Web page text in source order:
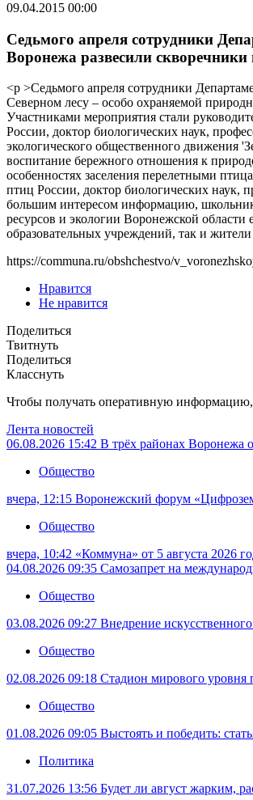
09.04.2015 00:00
Седьмого апреля сотрудники
Воронежа развесили
<p >Седьмого апреля сотрудники
Северном лесу – особо охраняемой
Участниками мероприятия стали
России, доктор биологических наук,
экологического общественного движения
воспитание бережного отношения к
особенностях заселения перелетными
птиц России, доктор биологических наук,
большим интересом информацию,
ресурсов и экологии Воронежской
образовательных учреждений, так и
https://communa.ru/obshchestvo/
Нравится
Не нравится
Поделиться
Твитнуть
Поделиться
Класснуть
Чтобы получать оперативную
Лента новостей
06.08.2026 15:42 В трёх районах Воронежа
Общество
вчера, 12:15 Воронежский форум
Общество
вчера, 10:42 «Коммуна» от 5 августа 2026
04.08.2026 09:35 Самозапрет на
Общество
03.08.2026 09:27 Внедрение
Общество
02.08.2026 09:18 Стадион мирового уровня
Общество
01.08.2026 09:05 Выстоять и победить:
Политика
31.07.2026 13:56 Будет ли август жарким,